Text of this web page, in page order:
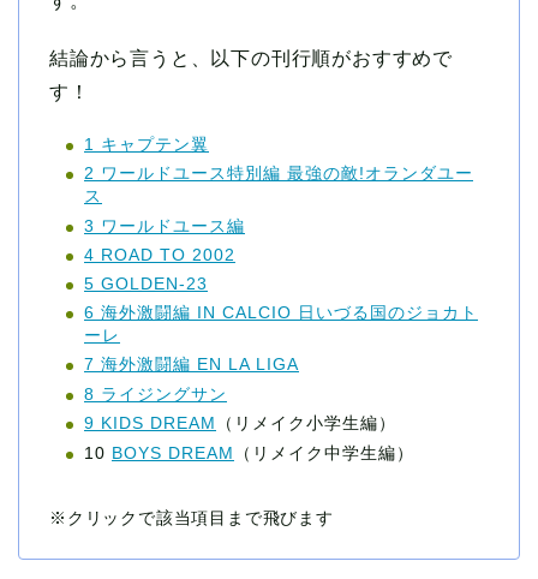
結論から言うと、以下の刊行順がおすすめで
す！
1 キャプテン翼
2 ワールドユース特別編 最強の敵!オランダユー
ス
3 ワールドユース編
4 ROAD TO 2002
5 GOLDEN-23
6 海外激闘編 IN CALCIO 日いづる国のジョカト
ーレ
7 海外激闘編 EN LA LIGA
8 ライジングサン
9 KIDS DREAM
（リメイク小学生編）
10 BOYS DREAM （リメイク中学生編）
※クリックで該当項目まで飛びます